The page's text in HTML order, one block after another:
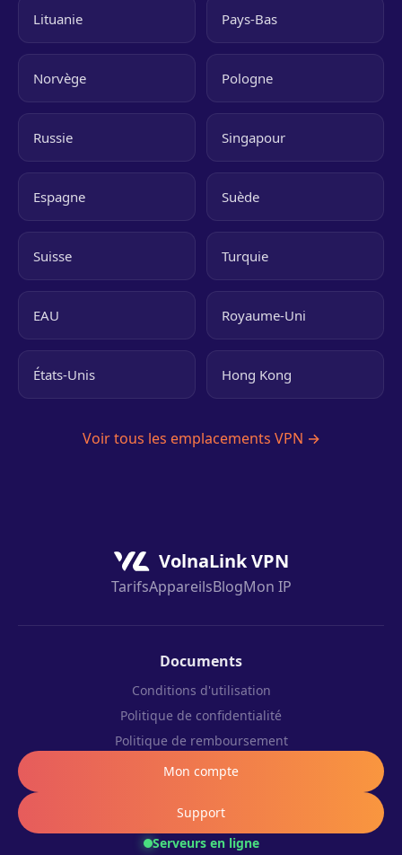
Lituanie Pays-Bas
Norvège Pologne
Russie Singapour
Espagne Suède
Suisse Turquie
EAU Royaume-Uni
États-Unis Hong Kong
Voir tous les emplacements VPN →
VolnaLink VPN
TarifsAppareilsBlogMon IP
Serveurs en ligne
Documents
Conditions d'utilisation
Politique de confidentialité
Politique de remboursement
Mon compte
Support